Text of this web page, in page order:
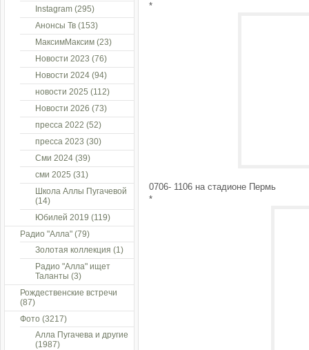
*
0706- 1106 на стадионе Пермь
*
Instagram (295)
Анонсы Тв (153)
МаксимМаксим (23)
Новости 2023 (76)
Новости 2024 (94)
новости 2025 (112)
Новости 2026 (73)
пресса 2022 (52)
пресса 2023 (30)
Сми 2024 (39)
сми 2025 (31)
Школа Аллы Пугачевой
(14)
Юбилей 2019 (119)
Радио "Алла" (79)
Золотая коллекция (1)
Радио "Алла" ищет
Таланты (3)
Рождественские встречи
(87)
Фото (3217)
Алла Пугачева и другие
(1987)